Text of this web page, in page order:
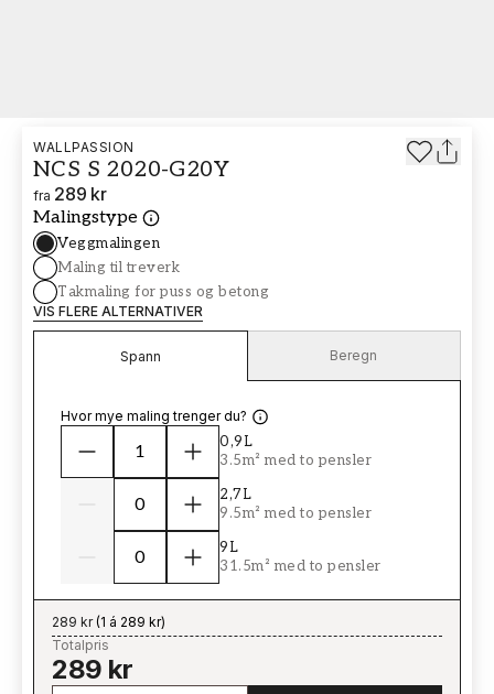
WALLPASSION
NCS S 2020-G20Y
fra 289 kr
Malingstype
Veggmalingen
Maling til treverk
Takmaling for puss og betong
VIS FLERE ALTERNATIVER
Spann Beregn
Hvor mye maling trenger du?
0,9L
3.5m² med to pensler
2,7L
9.5m² med to pensler
9L
31.5m² med to pensler
289 kr(1 á 289 kr)
Totalpris
289 kr